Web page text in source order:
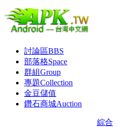
討論區BBS
部落格Space
群組Group
專題Collection
金豆儲值
鑽石商城Auction
綜合